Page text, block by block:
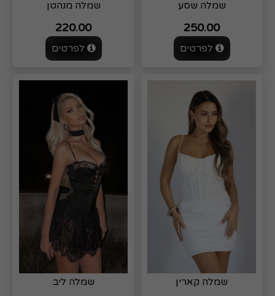
שמלה שסע
250.00
לפרטים
שמלה מנהטן
220.00
לפרטים
שמלה קארין שמלה ליב